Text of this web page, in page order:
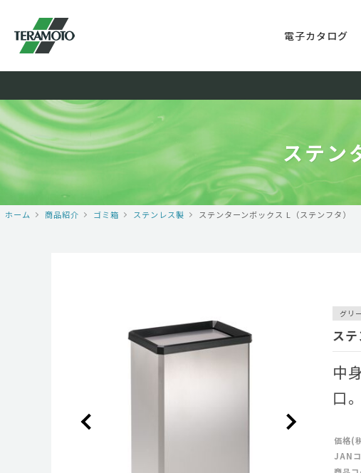
電子カタログ
ステン
ホーム 商品紹介 ゴミ箱 ステンレス製 ステンターンボックス L（ステンフタ）
グリ
ステ
中
口。
価格(
JAN